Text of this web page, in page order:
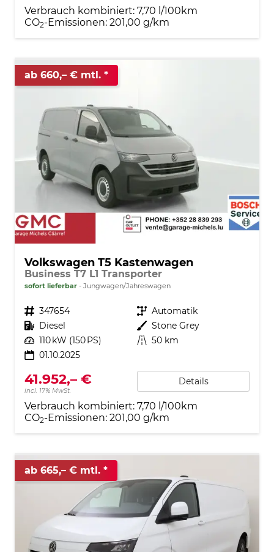
Verbrauch kombiniert: 7,70 l/100km
CO2-Emissionen: 201,00 g/km
ab 660,– € mtl.
Volkswagen T5 Kastenwagen
Business T7 L1 Transporter
sofort lieferbar Jungwagen/Jahreswagen
Fahrzeugnr. 347654 Getriebe Automatik
Kraftstoff Diesel Außenfarbe Stone Grey
Leistung 110 kW (150 PS) Kilometerstand 50 km
01.10.2025
41.952,– €
incl. 17% MwSt.
Details
Verbrauch kombiniert: 7,70 l/100km
CO2-Emissionen: 201,00 g/km
ab 665,– € mtl.